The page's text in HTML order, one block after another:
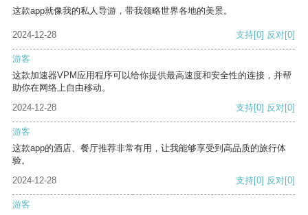
这款app就像我的私人导游，带我领略世界各地的美景。
2024-12-28 支持[0] 反对[0]
游客
这款加速器VPM应用程序可以给你提供最高速度和安全性的连接，并帮
助你在网络上自由移动。
2024-12-28
支持[0] 反对[0]
游客
这款app的酒店、餐厅推荐非常有用，让我能够享受到高品质的旅行体
验。
2024-12-28
支持[0] 反对[0]
游客